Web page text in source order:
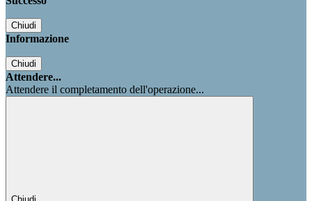
Chiudi
Informazione
Chiudi
Attendere...
Attendere il completamento dell'operazione...